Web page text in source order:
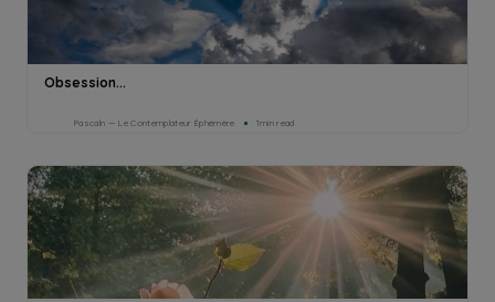
Obsession...
Pascaln — Le Contemplateur Éphémère 1min read